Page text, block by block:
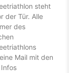
steht
der Tür. Alle
des
Mail mit den